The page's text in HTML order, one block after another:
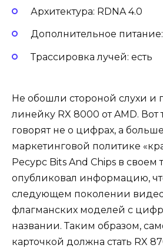
Архитектура: RDNA 4.0
Дополнительное питание:
Трассировка лучей: есть
Не обошли стороной слухи и
линейку RX 8000 от AMD. Вот
говорят не о цифрах, а
маркетинговой политике
Ресурс Bits And Chips в своем
опубликовал информацию,
следующем поколении
флагманских моделей с
названии. Таким образом,
карточкой должна стать RX